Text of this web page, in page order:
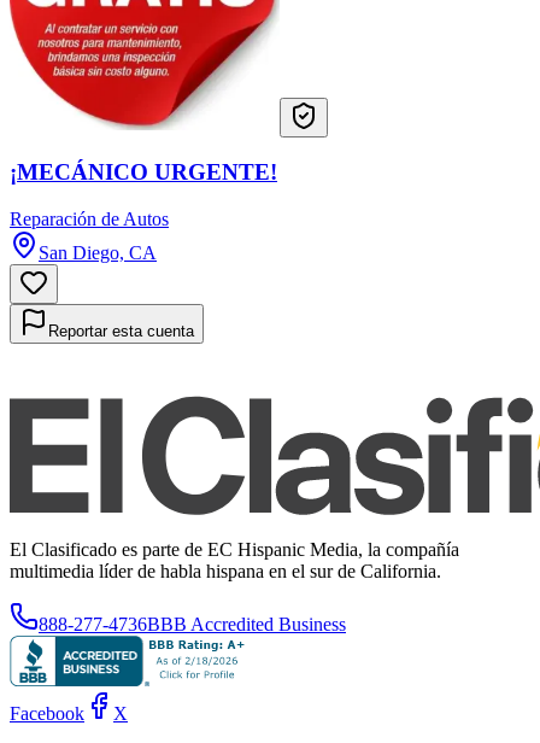
¡MECÁNICO URGENTE!
Reparación de Autos
San Diego, CA
Reportar esta cuenta
El Clasificado es parte de EC Hispanic Media, la compañía
multimedia líder de habla hispana en el sur de California.
888-277-4736BBB Accredited Business
Facebook X